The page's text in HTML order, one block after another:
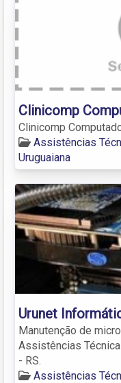
Clinicomp
Clinicomp
Assistências
Uruguaiana
Urunet
Manutenção de
Assistências
- RS.
Assistências